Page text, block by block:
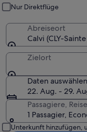
Fenster
geöffnet
Nur Direktflüge
Abreiseort
Calvi (CLY-
Zielort
Daten auswählen
22. Aug. - 29.
Passagiere,
1 Passagier,
Unterkunft hinzufügen,